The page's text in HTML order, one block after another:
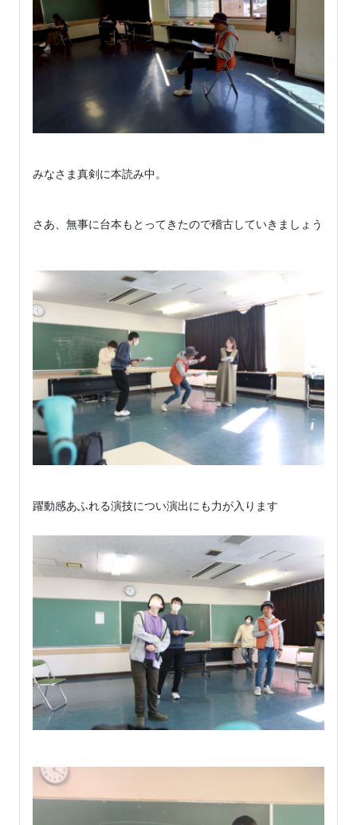
みなさま真剣に本読み中。
さあ、無事に台本もとってきたので稽古していきましょう！！
躍動感あふれる演技につい演出にも力が入ります